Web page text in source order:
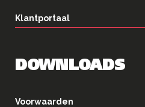
Klantportaal
DOWNLOADS
Voorwaarden